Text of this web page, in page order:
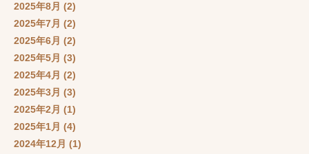
2025年8月 (2)
2025年7月 (2)
2025年6月 (2)
2025年5月 (3)
2025年4月 (2)
2025年3月 (3)
2025年2月 (1)
2025年1月 (4)
2024年12月 (1)